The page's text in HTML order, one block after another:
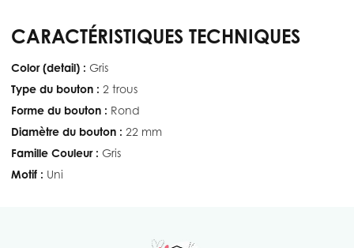
CARACTÉRISTIQUES TECHNIQUES
Color (detail) : Gris
Type du bouton : 2 trous
Forme du bouton : Rond
Diamètre du bouton : 22 mm
Famille Couleur : Gris
Motif : Uni